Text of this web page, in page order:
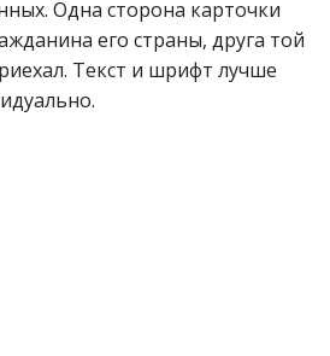
Одна сторона карточки
его страны, друга той
Текст и шрифт лучше